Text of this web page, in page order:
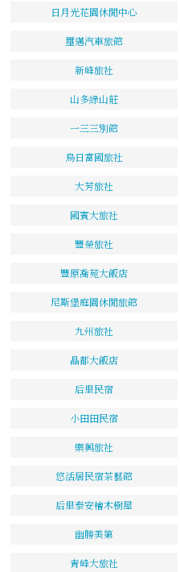
日月光花園休閒中心
璽邁汽車旅館
新峰旅社
山多綠山莊
一三三別館
烏日富國旅社
大芳旅社
國賓大旅社
豐榮旅社
豐原喬苑大飯店
尼斯堡庭園休閒旅館
九州旅社
晶都大飯店
后里民宿
小田田民宿
樂興旅社
悠活居民宿茶藝館
后里泰安檜木樹屋
幽勝美第
青峰大旅社